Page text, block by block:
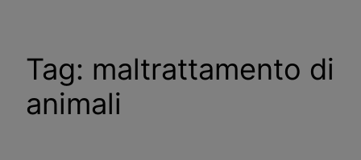
Tag: maltrattamento di
animali